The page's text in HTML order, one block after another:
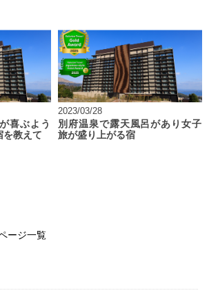
喜ぶよう
を教えて
2023/03/28
別府温泉で露天風呂があり女子
旅が盛り上がる宿
ージ一覧